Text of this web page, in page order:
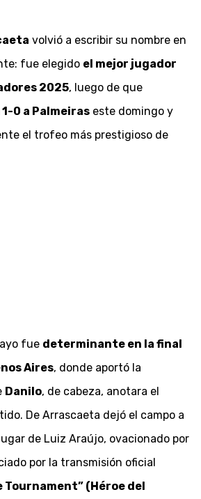
volvió a escribir su nombre en
fue elegido el mejor jugador
2025, luego de que
1-0 a Palmeiras este domingo y
el trofeo más prestigioso de
fue determinante en la final
Aires, donde aportó la
Danilo, de cabeza, anotara el
De Arrascaeta dejó el campo a
de Luiz Araújo, ovacionado por
por la transmisión oficial
Tournament” (Héroe del